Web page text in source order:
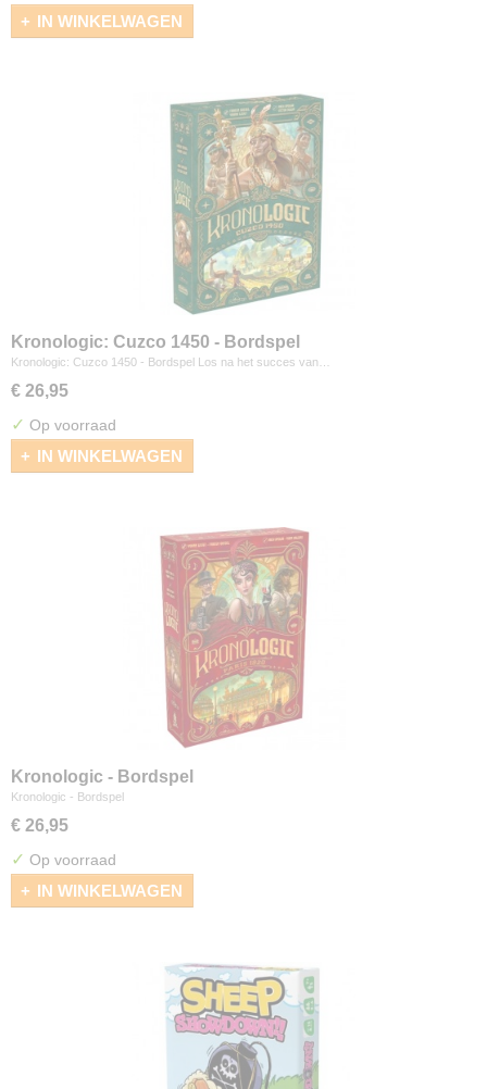
IN WINKELWAGEN
Kronologic: Cuzco 1450 - Bordspel
Kronologic: Cuzco 1450 - Bordspel Los na het succes van…
€ 26,95
✓ Op voorraad
IN WINKELWAGEN
Kronologic - Bordspel
Kronologic - Bordspel
€ 26,95
✓ Op voorraad
IN WINKELWAGEN